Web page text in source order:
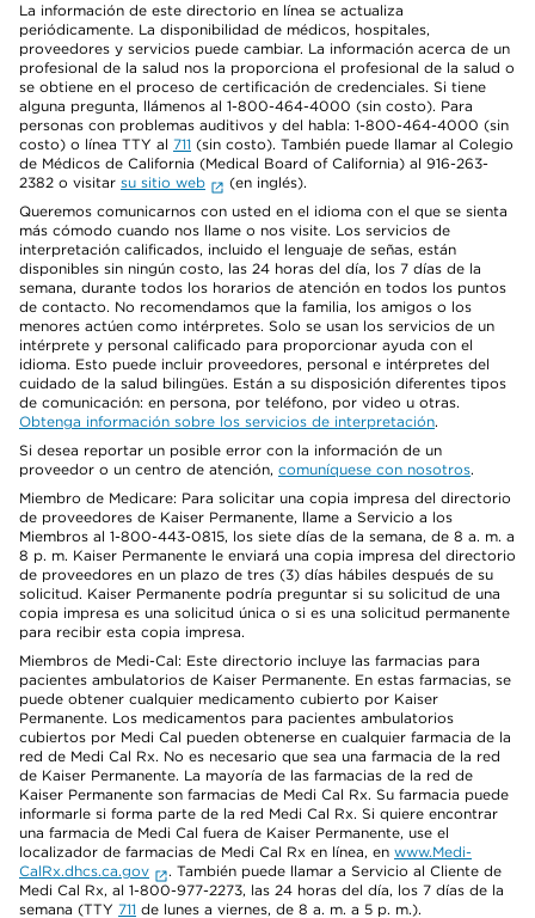
La información de este directorio en línea se actualiza
periódicamente. La disponibilidad de médicos, hospitales,
proveedores y servicios puede cambiar. La información acerca de un
profesional de la salud nos la proporciona el profesional de la salud o
se obtiene en el proceso de certificación de credenciales. Si tiene
alguna pregunta, llámenos al 1-800-464-4000 (sin costo). Para
personas con problemas auditivos y del habla: 1-800-464-4000 (sin
costo) o línea TTY al 711 (sin costo). También puede llamar al Colegio
de Médicos de California (Medical Board of California) al 916-263-
2382 o visitar su sitio web
(en inglés).
Queremos comunicarnos con usted en el idioma con el que se sienta
más cómodo cuando nos llame o nos visite. Los servicios de
interpretación calificados, incluido el lenguaje de señas, están
disponibles sin ningún costo, las 24 horas del día, los 7 días de la
semana, durante todos los horarios de atención en todos los puntos
de contacto. No recomendamos que la familia, los amigos o los
menores actúen como intérpretes. Solo se usan los servicios de un
intérprete y personal calificado para proporcionar ayuda con el
idioma. Esto puede incluir proveedores, personal e intérpretes del
cuidado de la salud bilingües. Están a su disposición diferentes tipos
de comunicación: en persona, por teléfono, por video u otras.
Obtenga información sobre los servicios de interpretación.
Si desea reportar un posible error con la información de un
proveedor o un centro de atención, comuníquese con nosotros.
Miembro de Medicare: Para solicitar una copia impresa del directorio
de proveedores de Kaiser Permanente, llame a Servicio a los
Miembros al 1-800-443-0815, los siete días de la semana, de 8 a. m. a
8 p. m. Kaiser Permanente le enviará una copia impresa del directorio
de proveedores en un plazo de tres (3) días hábiles después de su
solicitud. Kaiser Permanente podría preguntar si su solicitud de una
copia impresa es una solicitud única o si es una solicitud permanente
para recibir esta copia impresa.
Miembros de Medi-Cal: Este directorio incluye las farmacias para
pacientes ambulatorios de Kaiser Permanente. En estas farmacias, se
puede obtener cualquier medicamento cubierto por Kaiser
Permanente. Los medicamentos para pacientes ambulatorios
cubiertos por Medi Cal pueden obtenerse en cualquier farmacia de la
red de Medi Cal Rx. No es necesario que sea una farmacia de la red
de Kaiser Permanente. La mayoría de las farmacias de la red de
Kaiser Permanente son farmacias de Medi Cal Rx. Su farmacia puede
informarle si forma parte de la red Medi Cal Rx. Si quiere encontrar
una farmacia de Medi Cal fuera de Kaiser Permanente, use el
localizador de farmacias de Medi Cal Rx en línea, en www.Medi-
CalRx.dhcs.ca.gov
. También puede llamar a Servicio al Cliente de
Medi Cal Rx, al 1-800-977-2273, las 24 horas del día, los 7 días de la
semana (TTY 711 de lunes a viernes, de 8 a. m. a 5 p. m.).